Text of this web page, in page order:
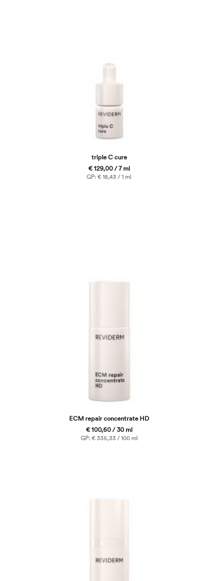
triple C cure
€ 129,00 / 7 ml
GP: € 18,43 / 1 ml
ECM repair concentrate HD
€ 100,60 / 30 ml
GP: € 335,33 / 100 ml